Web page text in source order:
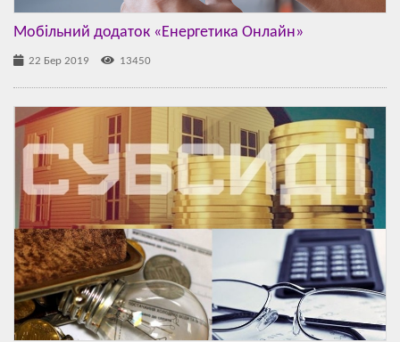
Мобільний додаток «Енергетика Онлайн»
22 Бер 2019 13450